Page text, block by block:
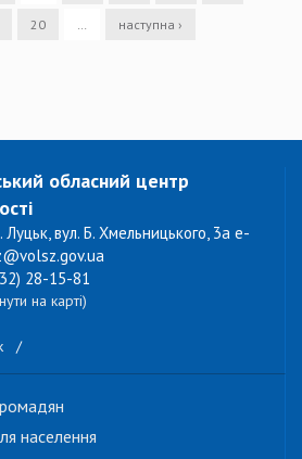
20 … наступна ›
обласний центр
Луцьк, вул. Б. Хмельницького, 3а e-
28-15-81
на карті)
/
населення